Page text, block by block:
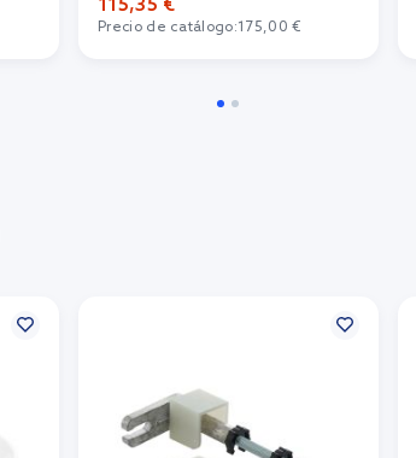
115,35 €
Precio de catálogo:175,00 €